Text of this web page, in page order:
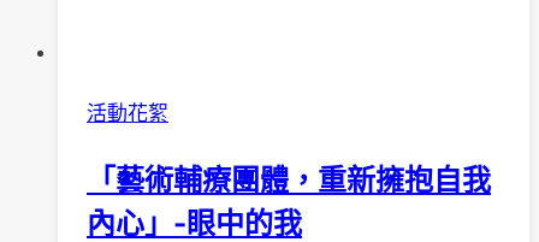
活動花絮
「藝術輔療團體，重新擁抱自我
內心」-眼中的我